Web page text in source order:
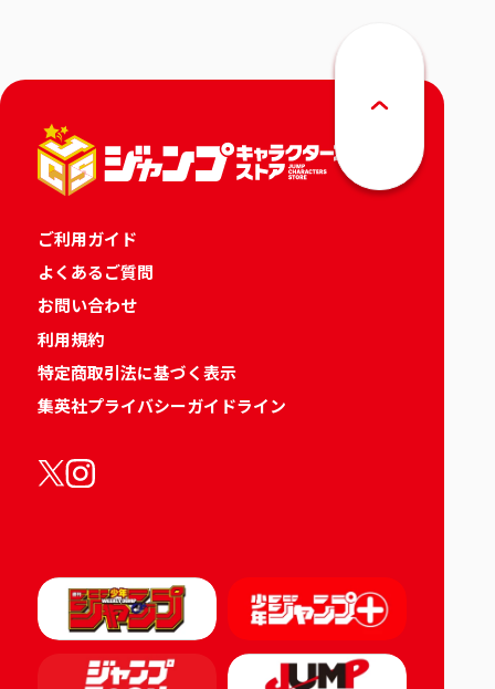
ご利用ガイド
よくあるご質問
お問い合わせ
利用規約
特定商取引法に基づく表示
集英社プライバシーガイドライン